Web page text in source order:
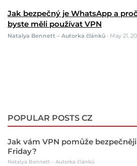
Jak bezpečný je WhatsApp a
byste měli používat VPN
Natalya Bennett – Autorka článků • May 21,
POPULAR POSTS CZ
Jak vám VPN pomůže
Friday?
Natalya Bennett – Autorka článků